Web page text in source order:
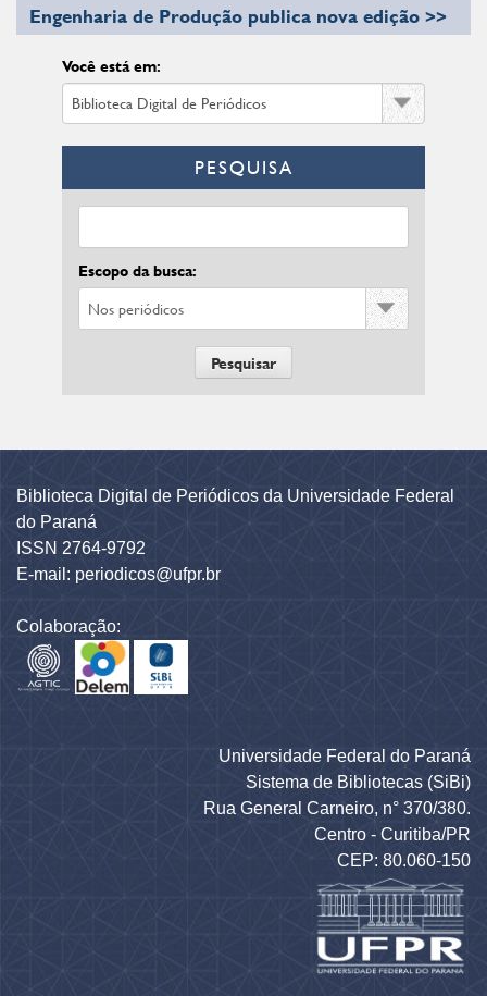
Engenharia de Produção publica nova edição >>
Você está em:
PESQUISA
Escopo da busca:
Biblioteca Digital de Periódicos da Universidade Federal
do Paraná
ISSN 2764-9792
E-mail: periodicos@ufpr.br
Colaboração:
Universidade Federal do Paraná
Sistema de Bibliotecas (SiBi)
Rua General Carneiro, n° 370/380.
Centro - Curitiba/PR
CEP: 80.060-150